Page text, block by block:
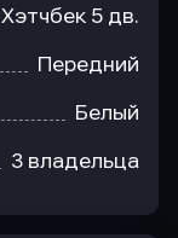
Хэтчбек 5 дв.
Передний
Белый
3 владельца